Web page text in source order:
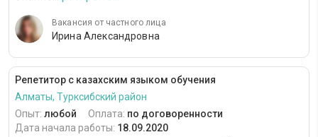
Вакансия от частного лица
Ирина Александровна
Репетитор с казахским языком обучения
Алматы, Турксибский район
Опыт: любой Оплата: по договоренности
Дата начала работы: 18.09.2020